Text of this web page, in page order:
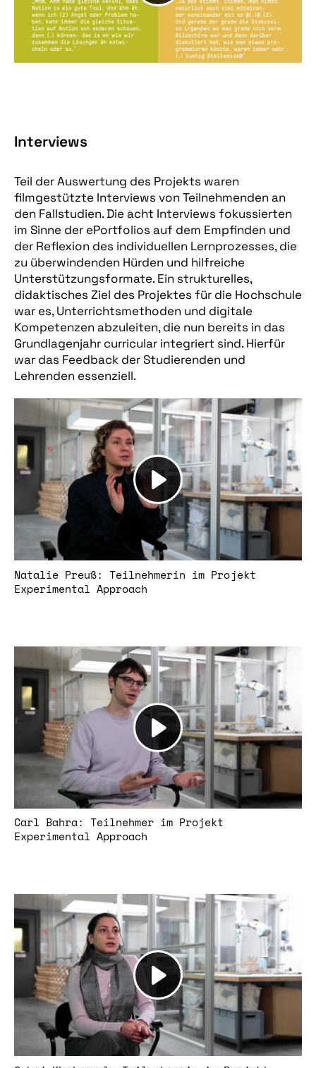
Interviews
Teil der Auswertung des Projekts waren
filmgestützte Interviews von Teilnehmenden an
den Fallstudien. Die acht Interviews fokussierten
im Sinne der ePortfolios auf dem Empfinden und
der Reflexion des individuellen Lernprozesses, die
zu überwindenden Hürden und hilfreiche
Unterstützungsformate. Ein strukturelles,
didaktisches Ziel des Projektes für die Hochschule
war es, Unterrichtsmethoden und digitale
Kompetenzen abzuleiten, die nun bereits in das
Grundlagenjahr curricular integriert sind. Hierfür
war das Feedback der Studierenden und
Lehrenden essenziell.
Natalie Preuß: Teilnehmerin im Projekt
Experimental Approach
Carl Bahra: Teilnehmer im Projekt
Experimental Approach